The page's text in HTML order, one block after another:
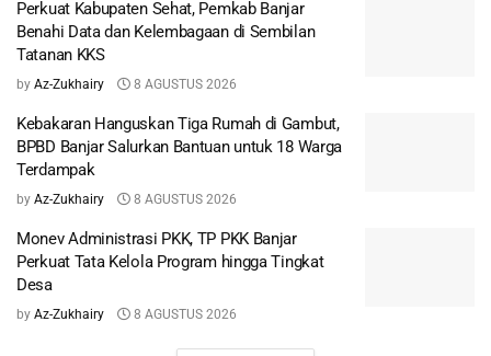
Perkuat Kabupaten Sehat, Pemkab Banjar
Benahi Data dan Kelembagaan di Sembilan
Tatanan KKS
by Az-Zukhairy 8 AGUSTUS 2026
Kebakaran Hanguskan Tiga Rumah di Gambut,
BPBD Banjar Salurkan Bantuan untuk 18 Warga
Terdampak
by Az-Zukhairy 8 AGUSTUS 2026
Monev Administrasi PKK, TP PKK Banjar
Perkuat Tata Kelola Program hingga Tingkat
Desa
by Az-Zukhairy 8 AGUSTUS 2026